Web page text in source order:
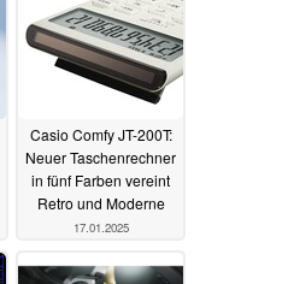
Casio Comfy JT-200T:
Neuer Taschenrechner
in fünf Farben vereint
Retro und Moderne
17.01.2025